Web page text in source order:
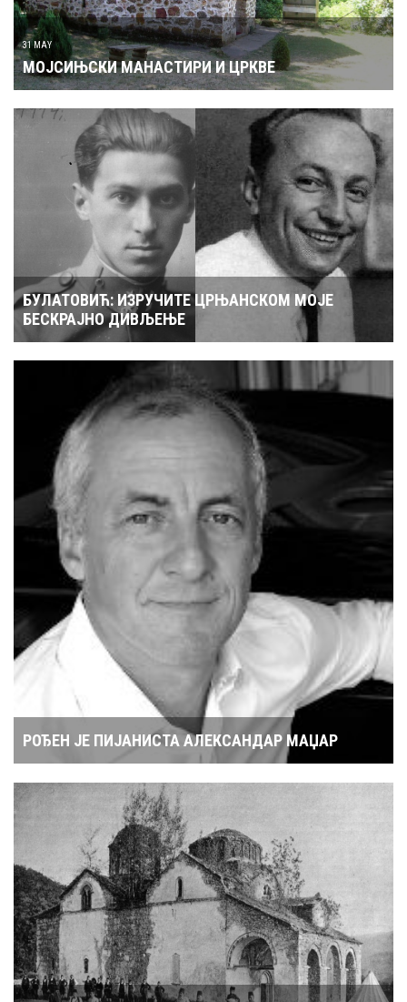
31 MAY
МОЈСИЊСКИ МАНАСТИРИ И ЦРКВЕ
БУЛАТОВИЋ: ИЗРУЧИТЕ ЦРЊАНСКОМ МОЈЕ
БЕСКРАЈНО ДИВЉЕЊЕ
РОЂЕН ЈЕ ПИЈАНИСТА АЛЕКСАНДАР МАЏАР